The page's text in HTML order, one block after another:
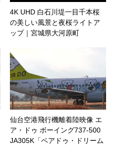
4K UHD 白石川堤一目千本桜
の美しい風景と夜桜ライトア
ップ｜宮城県大河原町
仙台空港飛行機離着陸映像 エ
ア・ドゥ ボーイング737-500
JA305K「ベアドゥ・ドリーム